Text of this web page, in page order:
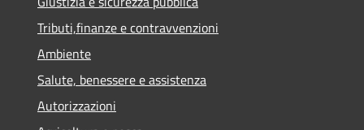
Tributi,finanze e contravvenzioni
Ambiente
Salute, benessere e assistenza
Autorizzazioni